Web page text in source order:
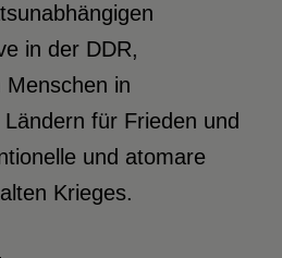
in der DDR,
Menschen in
für Frieden und
und atomare
Krieges.